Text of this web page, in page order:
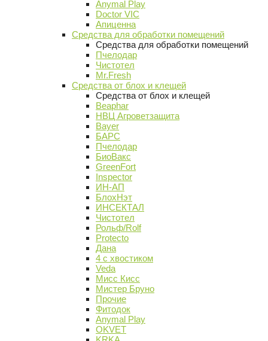
Anymal Play
Doctor VIC
Апиценна
Средства для обработки помещений
Средства для обработки помещений
Пчелодар
Чистотел
Mr.Fresh
Средства от блох и клещей
Средства от блох и клещей
Beaphar
НВЦ Агроветзащита
Bayer
БАРС
Пчелодар
БиоВакс
GreenFort
Inspector
ИН-АП
БлохНэт
ИНСЕКТАЛ
Чистотел
Рольф/Rolf
Protecto
Дана
4 с хвостиком
Veda
Мисс Кисс
Мистер Бруно
Прочие
Фитодок
Anymal Play
OKVET